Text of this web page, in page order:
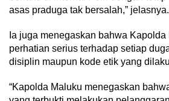
asas praduga tak bersalah,” jelasnya.
Ia juga menegaskan bahwa
perhatian serius terhadap setiap
disiplin maupun kode etik yang
“Kapolda Maluku menegaskan